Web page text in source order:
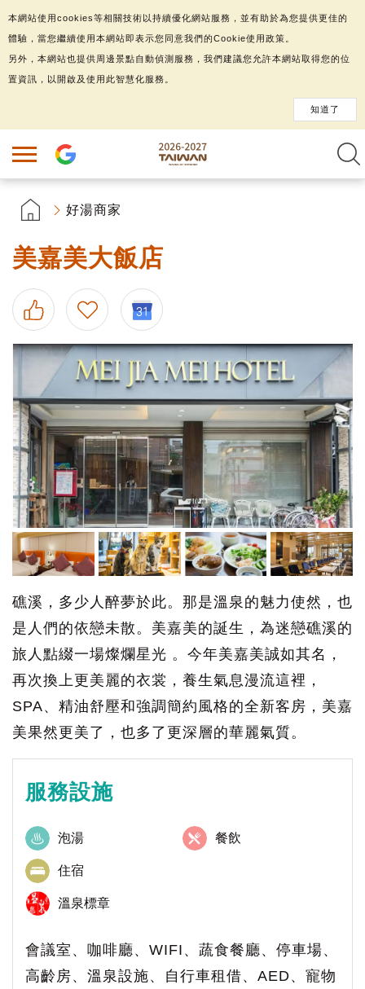
好湯商家
美嘉美大飯店
礁溪，多少人醉夢於此。那是溫泉的魅力使然，也
是人們的依戀未散。美嘉美的誕生，為迷戀礁溪的
旅人點綴一場燦爛星光 。今年美嘉美誠如其名，
再次換上更美麗的衣裳，養生氣息漫流這裡，
SPA、精油舒壓和強調簡約風格的全新客房，美嘉
美果然更美了，也多了更深層的華麗氣質。
服務設施
泡湯 餐飲
住宿
溫泉標章
會議室、咖啡廳、WIFI、蔬食餐廳、停車場、
高齡房、溫泉設施、自行車租借、AED、寵物
本網站使用cookies等相關技術以持續優化網站服務，並有助於為您提供更佳的
體驗，當您繼續使用本網站即表示您同意我們的Cookie使用政策。
另外，本網站也提供周邊景點自動偵測服務，我們建議您允許本網站取得您的位
置資訊，以開啟及使用此智慧化服務。
知道了